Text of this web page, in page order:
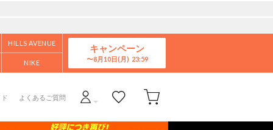
HILLS AVENUE
NIKE
キャンペーン
8月10日(月)
よくあるご質問